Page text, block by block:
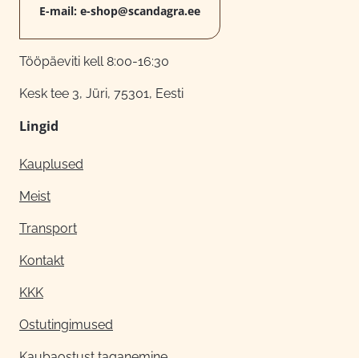
E-mail: e-shop@scandagra.ee
Tööpäeviti kell 8:00-16:30
Kesk tee 3, Jüri, 75301, Eesti
Lingid
Kauplused
Meist
Transport
Kontakt
KKK
Ostutingimused